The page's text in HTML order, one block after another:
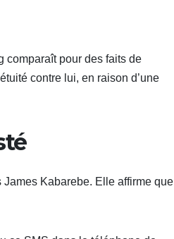
comparaît pour des faits de
contre lui, en raison d’une
Kabarebe. Elle affirme que